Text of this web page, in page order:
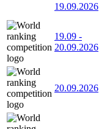
19.09.2026
19.09 -
20.09.2026
20.09.2026